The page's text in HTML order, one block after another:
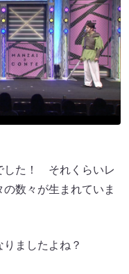
した！ それくらいレ
数々が生まれていま
ましたよね？